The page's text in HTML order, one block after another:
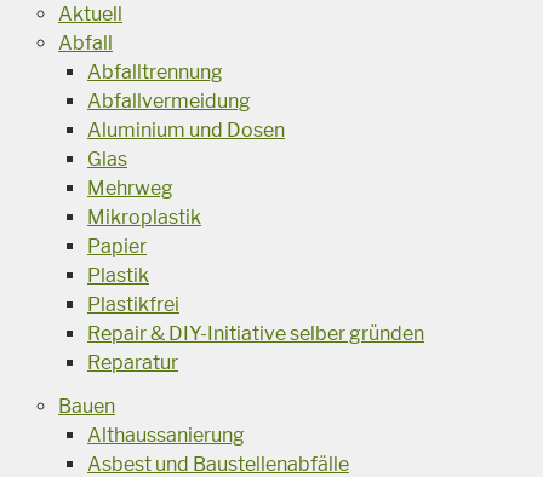
Aktuell
Abfall
Abfalltrennung
Abfallvermeidung
Aluminium und Dosen
Glas
Mehrweg
Mikroplastik
Papier
Plastik
Plastikfrei
Repair & DIY-Initiative selber gründen
Reparatur
Bauen
Althaussanierung
Asbest und Baustellenabfälle